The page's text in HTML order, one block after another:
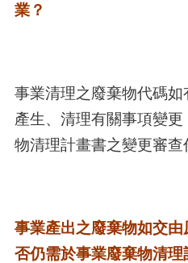
業？
事業清理之廢棄物代碼
產生、清理有關事項變
物清理計畫書之變更審查
事業產出之廢棄物如交
否仍需於事業廢棄物清